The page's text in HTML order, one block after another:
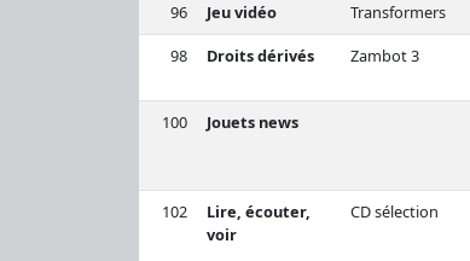
96
Jeu vidéo Transformers
98
Droits dérivés Zambot 3
100 Jouets news
102
Lire, écouter,
voir
CD sélection